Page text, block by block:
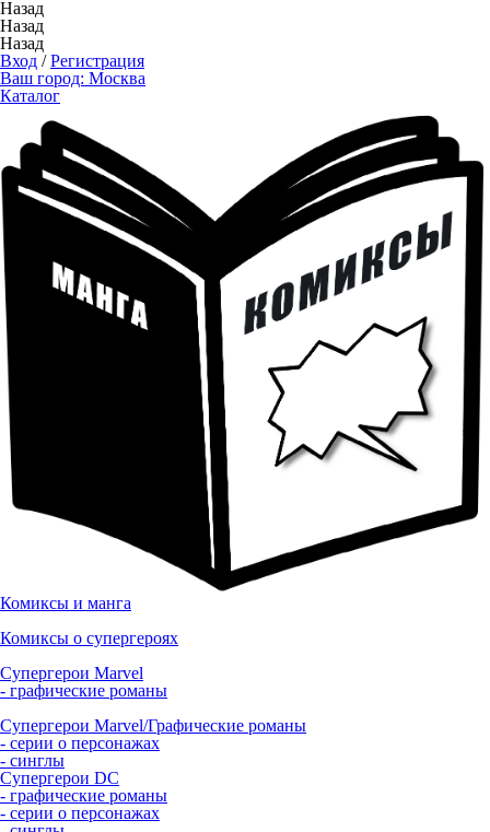
Назад
Назад
Назад
Вход /Регистрация
Ваш город: Москва
Каталог
Комиксы и манга
Комиксы о супергероях
Супергерои Marvel
- графические романы
Супергерои Marvel/Графические романы
- серии о персонажах
- синглы
Супергерои DC
- графические романы
- серии о персонажах